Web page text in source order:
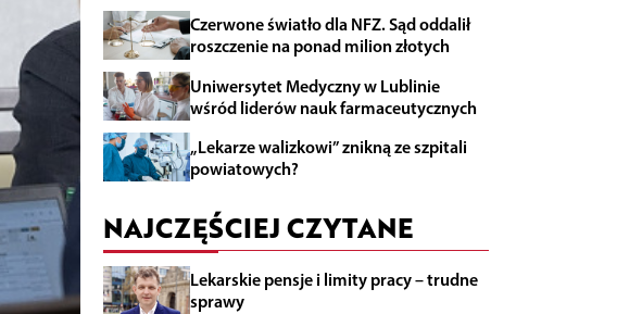
Czerwone światło dla NFZ. Sąd oddalił
roszczenie na ponad milion złotych
Uniwersytet Medyczny w Lublinie
wśród liderów nauk farmaceutycznych
„Lekarze walizkowi” znikną ze szpitali
powiatowych?
NAJCZĘŚCIEJ CZYTANE
Lekarskie pensje i limity pracy – trudne
sprawy